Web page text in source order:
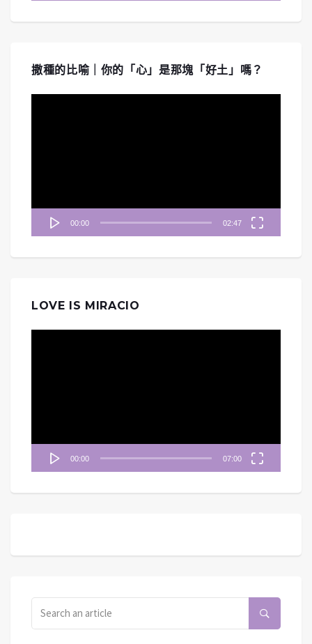
撒種的比喻｜你的「心」是那塊「好土」嗎？
00:00 02:47
LOVE IS MIRACIO
00:00 07:00